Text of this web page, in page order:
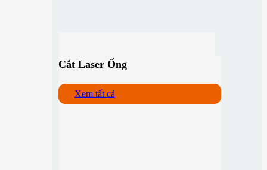
Cắt Laser Ống
Xem tất cả